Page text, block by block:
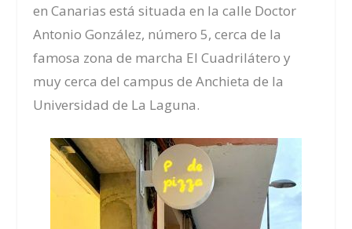
en Canarias está situada en la calle Doctor
Antonio González, número 5, cerca de la
famosa zona de marcha El Cuadrilátero y
muy cerca del campus de Anchieta de la
Universidad de La Laguna.